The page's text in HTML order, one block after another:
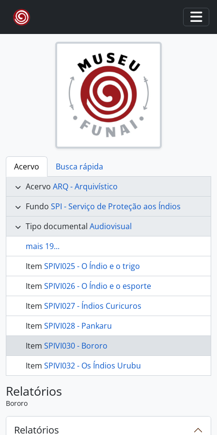
Skip to main content
Acervo
Busca rápida
Acervo ARQ - Arquivístico
Fundo SPI - Serviço de Proteção aos Índios
Tipo documental Audiovisual
mais 19...
Item SPIVI025 - O Índio e o trigo
Item SPIVI026 - O Índio e o esporte
Item SPIVI027 - Índios Curicuros
Item SPIVI028 - Pankaru
Item SPIVI030 - Bororo
Item SPIVI032 - Os Índios Urubu
Relatórios
Bororo
Relatórios